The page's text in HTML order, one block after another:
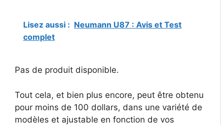
Lisez aussi : Neumann U87 : Avis et Test
complet
Pas de produit disponible.
Tout cela, et bien plus encore, peut être obtenu
pour moins de 100 dollars, dans une variété de
modèles et ajustable en fonction de vos